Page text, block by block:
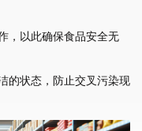
，以此确保食品安全无
的状态，防止交叉污染现